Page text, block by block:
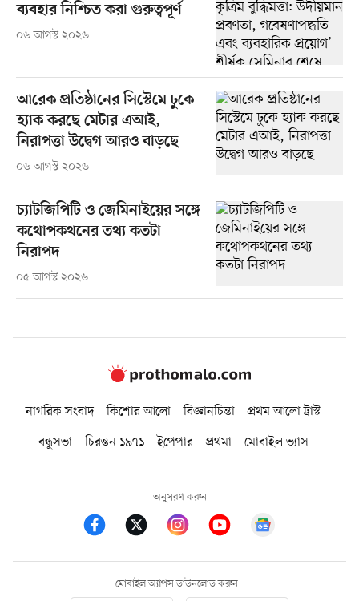
ব্যবহার নিশ্চিত করা গুরুত্বপূর্ণ
০৬ আগস্ট ২০২৬
আরেক প্রতিষ্ঠানের সিস্টেমে ঢুকে
হ্যাক করছে মেটার এআই,
নিরাপত্তা উদ্বেগ আরও বাড়ছে
০৬ আগস্ট ২০২৬
চ্যাটজিপিটি ও জেমিনাইয়ের সঙ্গে
কথোপকথনের তথ্য কতটা
নিরাপদ
০৫ আগস্ট ২০২৬
নাগরিক সংবাদ কিশোর আলো বিজ্ঞানচিন্তা
প্রথম আলো ট্রাস্ট
বন্ধুসভা
চিরন্তন ১৯৭১ ইপেপার প্রথমা মোবাইল ভ্যাস
অনুসরণ করুন
মোবাইল অ্যাপস ডাউনলোড করুন